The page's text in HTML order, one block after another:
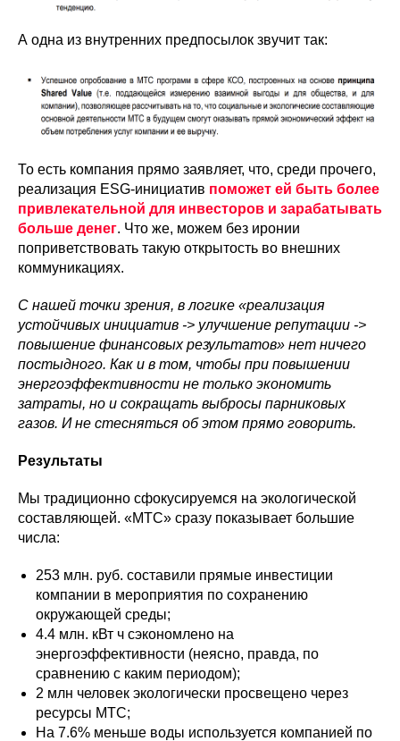
А одна из внутренних предпосылок звучит так:
То есть компания прямо заявляет, что, среди прочего,
реализация ESG-инициатив поможет ей быть более
привлекательной для инвесторов и зарабатывать
больше денег. Что же, можем без иронии
поприветствовать такую открытость во внешних
коммуникациях.
С нашей точки зрения, в логике «реализация
устойчивых инициатив -> улучшение репутации ->
повышение финансовых результатов» нет ничего
постыдного. Как и в том, чтобы при повышении
энергоэффективности не только экономить
затраты, но и сокращать выбросы парниковых
газов. И не стесняться об этом прямо говорить.
Результаты
Мы традиционно сфокусируемся на экологической
составляющей. «МТС» сразу показывает большие
числа:
253 млн. руб. составили прямые инвестиции
компании в мероприятия по сохранению
окружающей среды;
4.4 млн. кВт ч сэкономлено на
энергоэффективности (неясно, правда, по
сравнению с каким периодом);
2 млн человек экологически просвещено через
ресурсы МТС;
На 7.6% меньше воды используется компанией по